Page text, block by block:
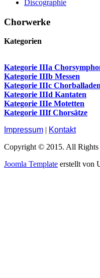
Discographie
Chorwerke
Kategorien
Kategorie IIIa
Kategorie IIIb Messen
Kategorie IIIc
Kategorie IIId Kantaten
Kategorie IIIe Motetten
Kategorie IIIf Chorsätze
Impressum | Kontakt
Copyright © 2015. All Rights
Joomla Template erstellt von